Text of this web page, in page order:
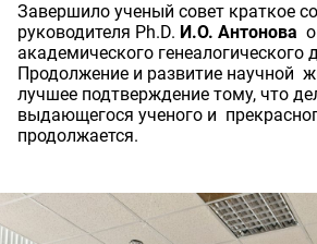
Завершило ученый совет краткое
руководителя Ph.D. И.О. Антонова
академического
Продолжение и развитие научной
лучшее подтверждение тому, что
выдающегося ученого и
продолжается.